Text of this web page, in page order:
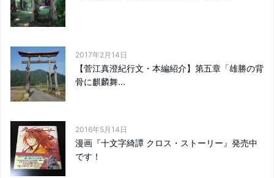
2017年2月14日
【菅江真澄紀行文・本編紹介】第五章「雄勝の背
骨に麒麟舞...
2016年5月14日
漫画『十文字綺譚 クロス・ストーリー』発売中
です！